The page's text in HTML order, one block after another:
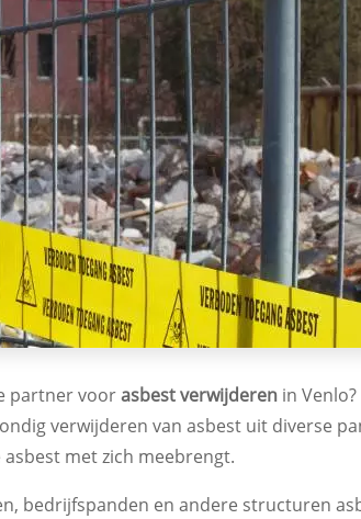
partner voorasbest verwijderen in
verwijderen van asbest uit diverse
met zich meebrengt.
bedrijfspanden en andere structuren